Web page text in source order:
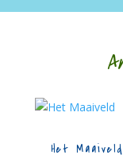
Het Maaiveld